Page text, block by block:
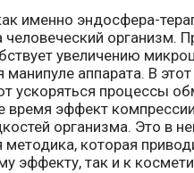
именно эндосфера-
человеческий организм.
увеличению
манипуле аппарата. В
ускоряться процессы
время эффект
организма. Это в
которая
эффекту, так и к